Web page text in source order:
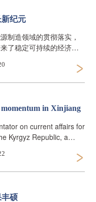
纪元
制造领域的贯彻落实，
了稳定可持续的经济增
内外分析师预测中国经
在过渡期中，经济模式
in Xinjiang
on current affairs for
Kyrgyz Republic, a
Beijing Normal
丰硕